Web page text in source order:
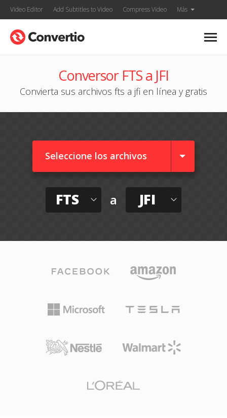
Video Editor Add Subtitles to Video Compress Video Más
Conversor FTS a JFI
Convierta sus archivos fts a jfi en línea y gratis
Seleccione los archivos
FTS a JFI